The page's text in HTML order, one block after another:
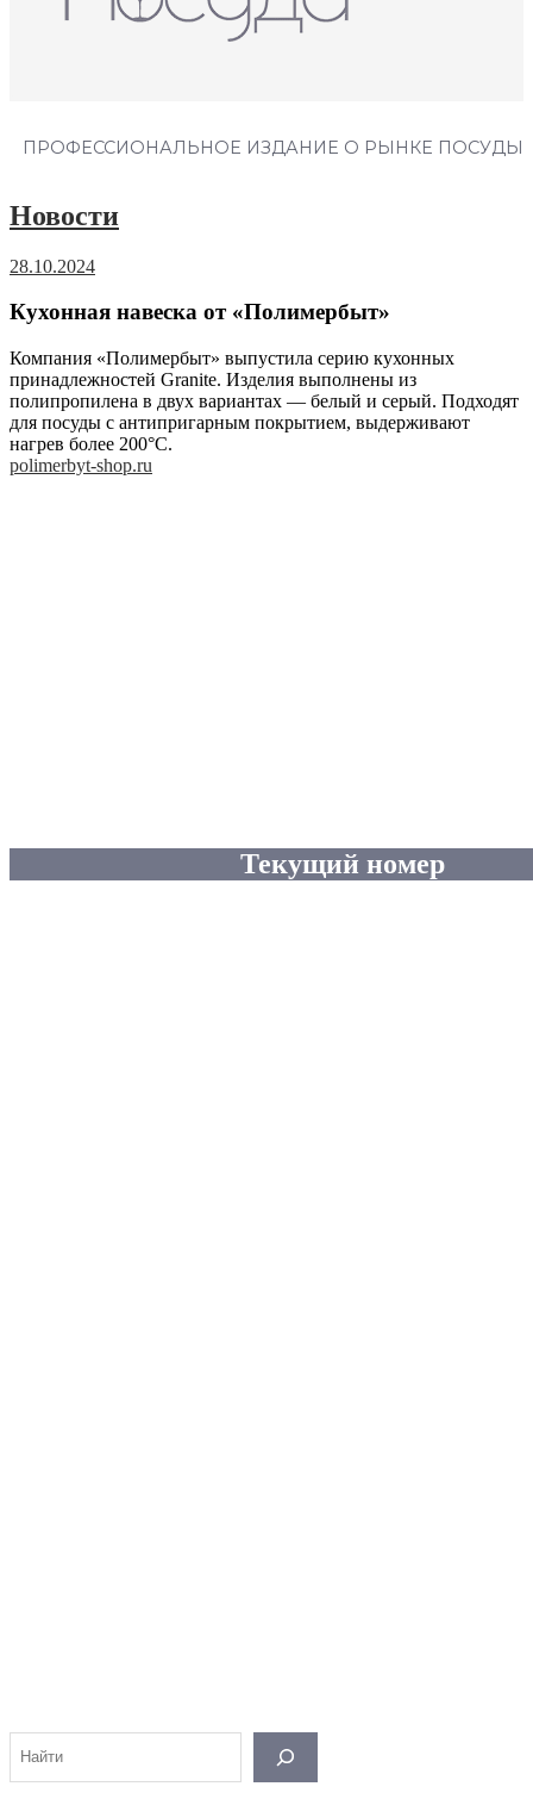
ПРОФЕССИОНАЛЬНОЕ ИЗДАНИЕ О РЫНКЕ ПОСУДЫ
Новости
28.10.2024
Кухонная навеска от «Полимербыт»
Компания «Полимербыт» выпустила серию кухонных
принадлежностей Granite. Изделия выполнены из
полипропилена в двух вариантах — белый и серый. Подходят
для посуды с антипригарным покрытием, выдерживают
нагрев более 200°C.
polimerbyt-shop.ru
Текущий номер